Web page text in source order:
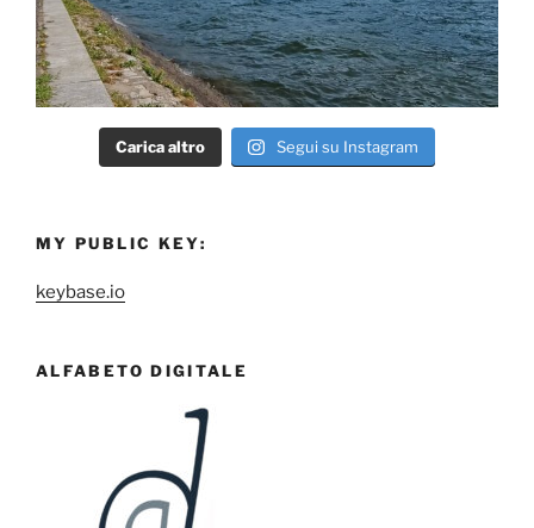
Carica altro Segui su Instagram
MY PUBLIC KEY:
keybase.io
ALFABETO DIGITALE